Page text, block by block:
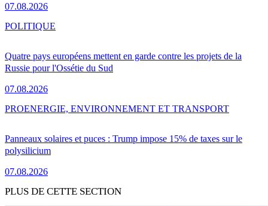
07.08.2026
Quatre pays européens mettent en garde contre les projets de la
Russie pour l'Ossétie du Sud
07.08.2026
POLITIQUE
Panneaux solaires et puces : Trump impose 15% de taxes sur le
polysilicium
07.08.2026
PROENERGIE, ENVIRONNEMENT ET TRANSPORT
PLUS DE CETTE SECTION